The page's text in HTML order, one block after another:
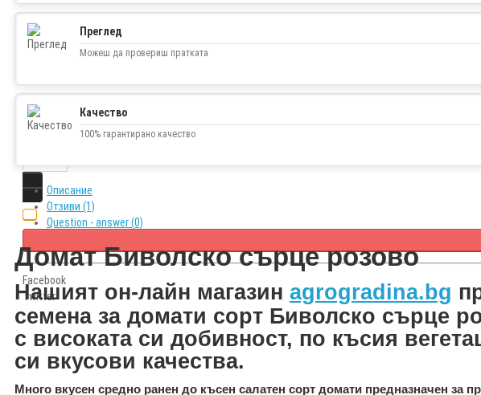
Наличност
Facebook
Twitter
Преглед
Можеш да провериш пратката
Качество
100% гарантирано качество
Описание
Отзиви (1)
Question - answer (0)
Домат Биволско сърце розово
Нашият он-лайн магазин agrogradina.bg
семена за домати сорт Биволско сърце
с високата си добивност, по късия
си вкусови качества.
Много вкусен средно ранен до късен салатен сорт домати предназначен за